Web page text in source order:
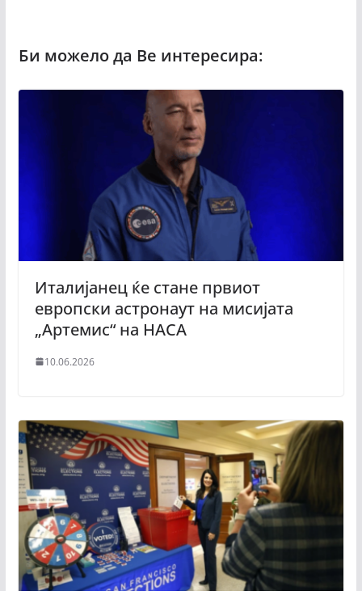
Италијанец ќе стане првиот
европски астронаут на мисијата
„Артемис“ на НАСА
10.06.2026